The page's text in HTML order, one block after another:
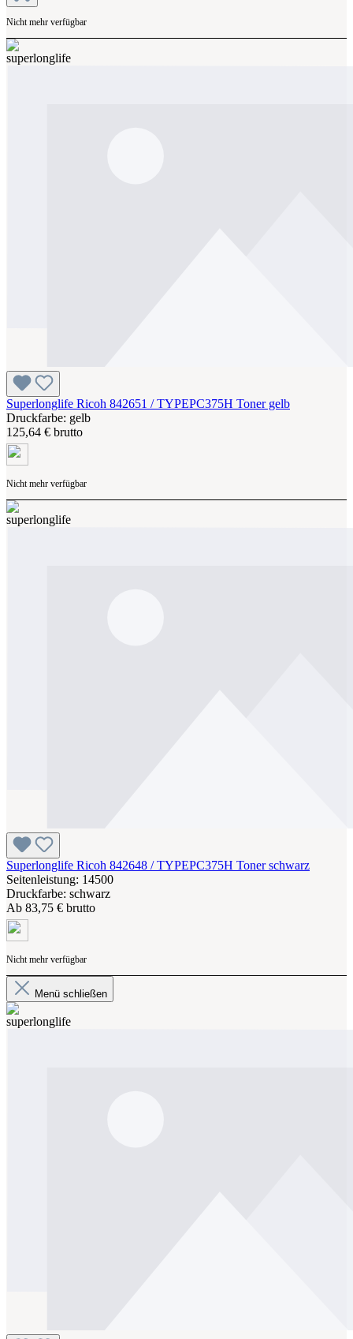
Nicht mehr verfügbar
Superlonglife Ricoh 842651 / TYPEPC375H Toner gelb
Druckfarbe: gelb
125,64 € brutto
Nicht mehr verfügbar
Superlonglife Ricoh 842648 / TYPEPC375H Toner schwarz
Seitenleistung: 14500
Druckfarbe: schwarz
Ab 83,75 € brutto
Nicht mehr verfügbar
Menü schließen